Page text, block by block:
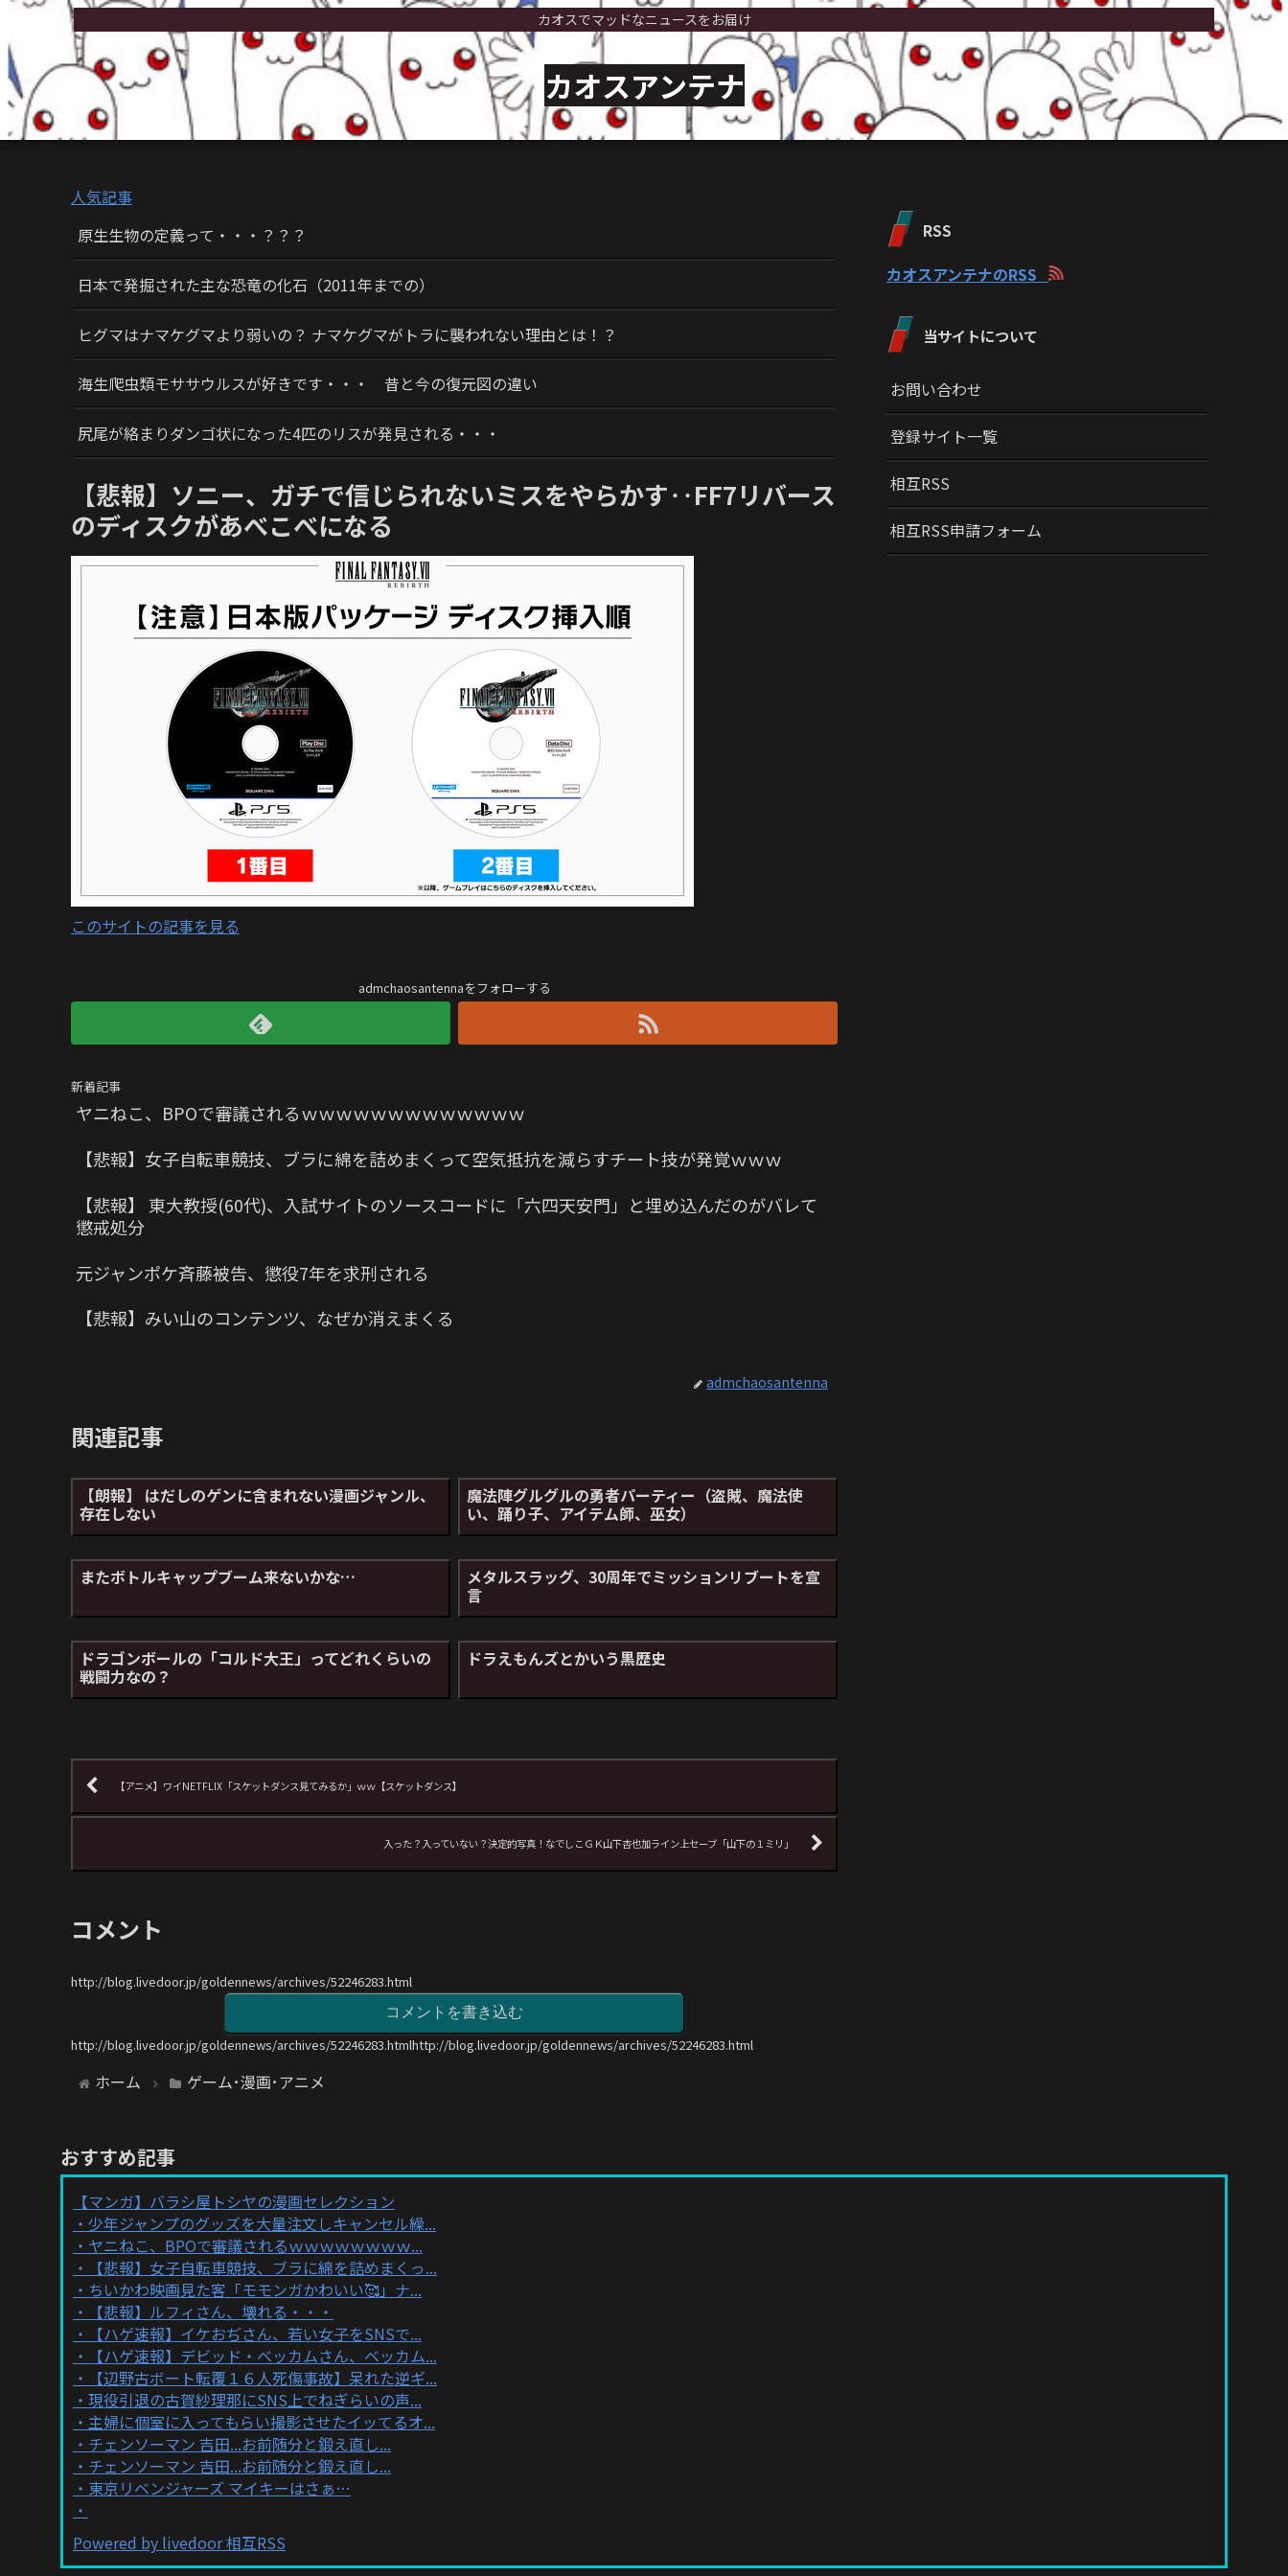
カオスでマッドなニュースをお届け
カオスアンテナ
人気記事
原生生物の定義って・・・？？？
日本で発掘された主な恐竜の化石（2011年までの）
ヒグマはナマケグマより弱いの？ ナマケグマがトラに襲われない理由とは！？
海生爬虫類モササウルスが好きです・・・ 昔と今の復元図の違い
尻尾が絡まりダンゴ状になった4匹のリスが発見される・・・
【悲報】ソニー、ガチで信じられないミスをやらかす‥FF7リバース
のディスクがあべこべになる
このサイトの記事を見る
admchaosantennaをフォローする
新着記事
ヤニねこ、BPOで審議されるｗｗｗｗｗｗｗｗｗｗｗｗｗ
【悲報】女子自転車競技、ブラに綿を詰めまくって空気抵抗を減らすチート技が発覚ｗｗｗ
【悲報】 東大教授(60代)、入試サイトのソースコードに「六四天安門」と埋め込んだのがバレて
懲戒処分
元ジャンポケ斉藤被告、懲役7年を求刑される
【悲報】みい山のコンテンツ、なぜか消えまくる
admchaosantenna
関連記事
【朗報】 はだしのゲンに含まれない漫画ジャンル、
存在しない
魔法陣グルグルの勇者パーティー（盗賊、魔法使
い、踊り子、アイテム師、巫女）
またボトルキャップブーム来ないかな… メタルスラッグ、30周年でミッションリブートを宣
言
ドラゴンボールの「コルド大王」ってどれくらいの
戦闘力なの？
ドラえもんズとかいう黒歴史
【アニメ】ワイNETFLIX「スケットダンス見てみるか」ｗｗ【スケットダンス】
入った？入っていない？決定的写真！なでしこＧＫ山下杏也加ライン上セーブ「山下の１ミリ」
コメント
http://blog.livedoor.jp/goldennews/archives/52246283.html
コメントを書き込む
http://blog.livedoor.jp/goldennews/archives/52246283.htmlhttp://blog.livedoor.jp/goldennews/archives/52246283.html
ホーム ゲーム･漫画･アニメ
RSS
カオスアンテナのRSS
当サイトについて
お問い合わせ
登録サイト一覧
相互RSS
相互RSS申請フォーム
おすすめ記事
【マンガ】バラシ屋トシヤの漫画セレクション
少年ジャンプのグッズを大量注文しキャンセル繰...
ヤニねこ、BPOで審議されるｗｗｗｗｗｗｗｗ...
【悲報】女子自転車競技、ブラに綿を詰めまくっ...
ちいかわ映画見た客「モモンガかわいい🥰」ナ...
【悲報】ルフィさん、壊れる・・・
【ハゲ速報】イケおぢさん、若い女子をSNSで...
【ハゲ速報】デビッド・ベッカムさん、ベッカム...
【辺野古ボート転覆１６人死傷事故】呆れた逆ギ...
現役引退の古賀紗理那にSNS上でねぎらいの声...
主婦に個室に入ってもらい撮影させたイッてるオ...
チェンソーマン 吉田...お前随分と鍛え直し...
チェンソーマン 吉田...お前随分と鍛え直し...
東京リベンジャーズ マイキーはさぁ…
Powered by livedoor 相互RSS